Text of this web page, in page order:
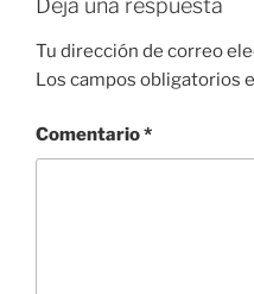
k
Deja una respuesta
Tu dirección de correo
Los campos obligatorios
Comentario*